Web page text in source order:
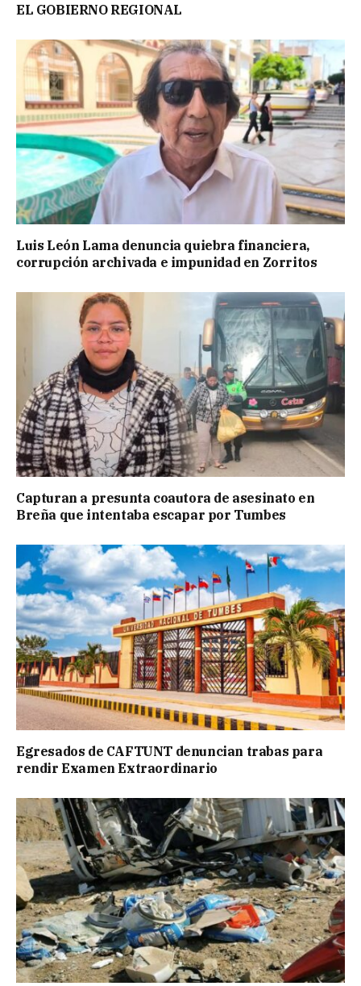
EL GOBIERNO REGIONAL
Luis León Lama denuncia quiebra financiera,
corrupción archivada e impunidad en Zorritos
Capturan a presunta coautora de asesinato en
Breña que intentaba escapar por Tumbes
Egresados de CAFTUNT denuncian trabas para
rendir Examen Extraordinario